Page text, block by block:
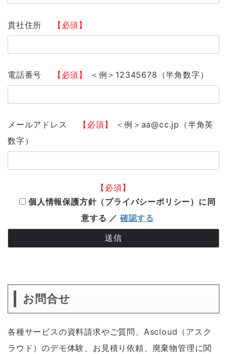
貴社住所 【必須】
電話番号 【必須】 ＜例＞12345678（半角数字）
メールアドレス 【必須】
＜例＞aa@cc.jp（半角英
数字）
【必須】
個人情報保護方針（プライバシーポリシー）に同
意する ／ 確認する
お問合せ
各種サービスの資料請求やご質問、Ascloud（アスク
ラウド）のデモ体験、お見積り依頼、廃棄物管理に関